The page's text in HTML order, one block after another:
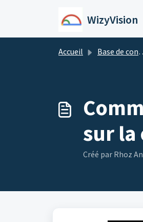
WizyVision
Accueil Base de connaissances
sur la
Créé par Rhoz